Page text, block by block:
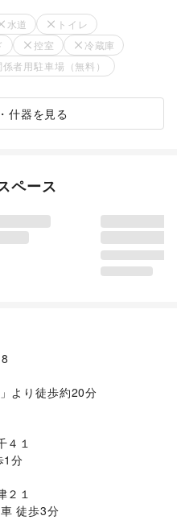
水道
トイレ
控室
冷蔵庫
係者用駐車場（無料）
什器を見る
ペース
より徒歩約20分
４１
1分
２１
徒歩3分